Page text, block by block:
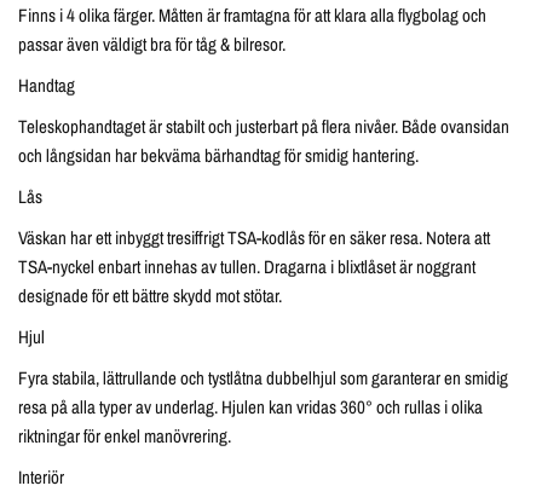
Finns i 4 olika färger. Måtten är framtagna för att klara alla flygbolag och
passar även väldigt bra för tåg & bilresor.
Handtag
Teleskophandtaget är stabilt och justerbart på flera nivåer. Både ovansidan
och långsidan har bekväma bärhandtag för smidig hantering.
Lås
Väskan har ett inbyggt tresiffrigt TSA-kodlås för en säker resa. Notera att
TSA-nyckel enbart innehas av tullen. Dragarna i blixtlåset är noggrant
designade för ett bättre skydd mot stötar.
Hjul
Fyra stabila, lättrullande och tystlåtna dubbelhjul som garanterar en smidig
resa på alla typer av underlag. Hjulen kan vridas 360° och rullas i olika
riktningar för enkel manövrering.
Interiör